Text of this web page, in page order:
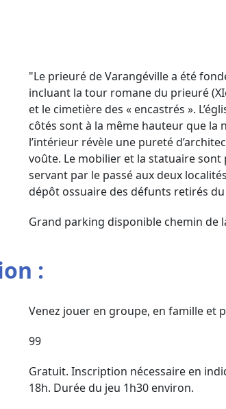
"Le prieuré de Varangéville a été
incluant la tour romane du prieuré
et le cimetière des « encastrés ».
côtés sont à la même hauteur que la
l’intérieur révèle une pureté
voûte. Le mobilier et la statuaire
servant par le passé aux deux
dépôt ossuaire des défunts retirés
Grand parking disponible chemin de
:
Venez jouer en groupe, en famille et
99
Gratuit. Inscription nécessaire en
18h. Durée du jeu 1h30 environ.